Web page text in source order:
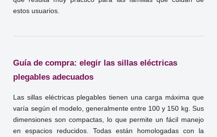
estos usuarios.
Guía de compra: elegir las sillas eléctricas
plegables adecuados
Las sillas eléctricas plegables tienen una carga máxima que
varía según el modelo, generalmente entre 100 y 150 kg. Sus
dimensiones son compactas, lo que permite un fácil manejo
en espacios reducidos. Todas están homologadas con la